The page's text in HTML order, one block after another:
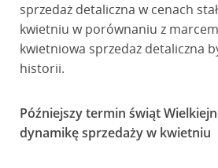
sprzedaż detaliczna w cenach
kwietniu w porównaniu z
kwietniowa sprzedaż detaliczna
historii.
Późniejszy termin świąt
dynamikę sprzedaży w kwietniu